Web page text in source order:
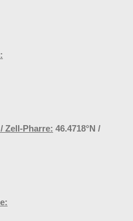
Zell-Pharre: 46.4718°N /